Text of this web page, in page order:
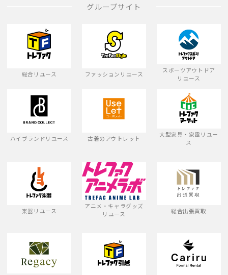
グループサイト
総合リユース ファッションリユース
スポーツアウトドア
リユース
ハイブランドリユース 古着のアウトレット
大型家具・家電リユー
ス
楽器リユース
アニメ・キャラグッズ
リユース
総合出張買取